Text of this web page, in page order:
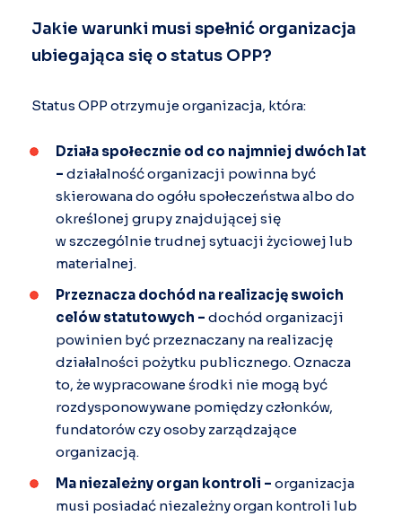
Jakie warunki musi spełnić organizacja
ubiegająca się o status OPP?
Status OPP otrzymuje organizacja, która:
Działa społecznie od co najmniej dwóch lat
– działalność organizacji powinna być
skierowana do ogółu społeczeństwa albo do
określonej grupy znajdującej się
w szczególnie trudnej sytuacji życiowej lub
materialnej.
Przeznacza dochód na realizację swoich
celów statutowych – dochód organizacji
powinien być przeznaczany na realizację
działalności pożytku publicznego. Oznacza
to, że wypracowane środki nie mogą być
rozdysponowywane pomiędzy członków,
fundatorów czy osoby zarządzające
organizacją.
Ma niezależny organ kontroli – organizacja
musi posiadać niezależny organ kontroli lub